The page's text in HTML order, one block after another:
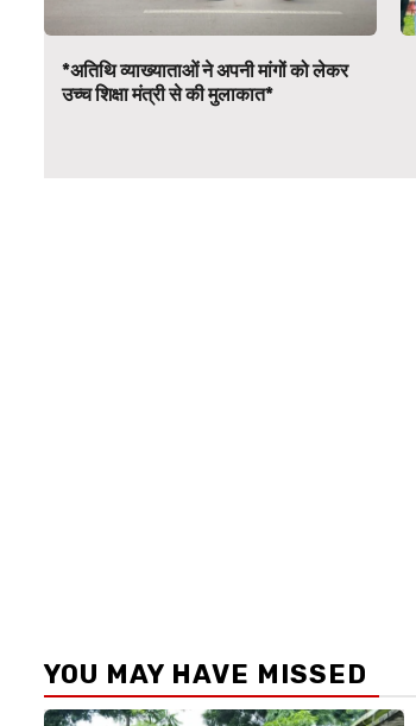
*अतिथि व्याख्याताओं ने अपनी मांगों को लेकर
उच्च शिक्षा मंत्री से की मुलाकात*
YOU MAY HAVE MISSED